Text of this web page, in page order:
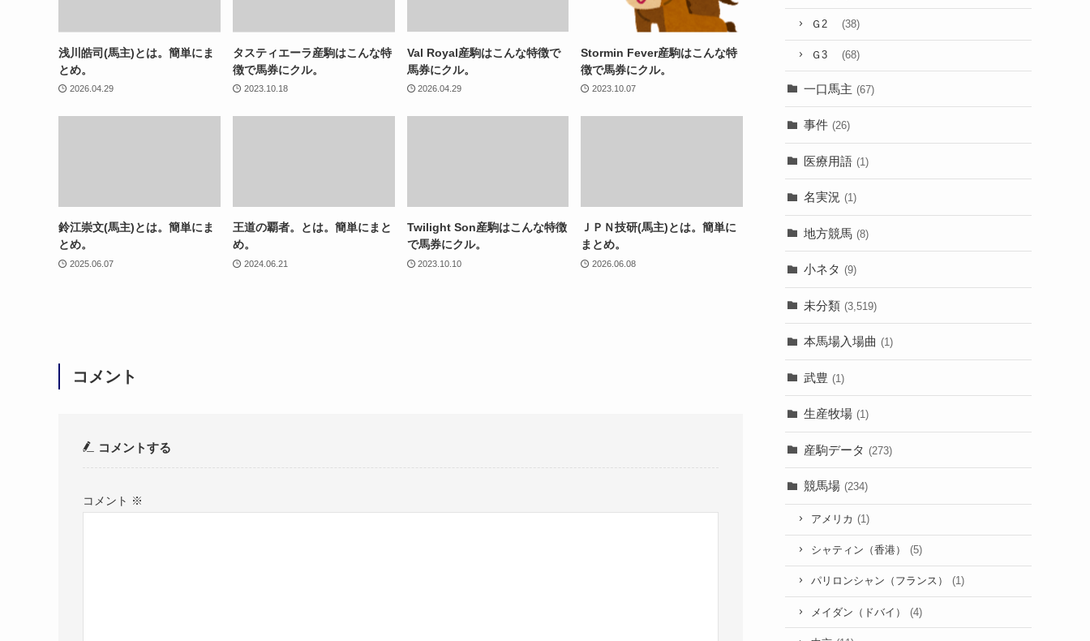
浅川皓司(馬主)とは。簡単にま
とめ。
2026.04.29
タスティエーラ産駒はこんな特
徴で馬券にクル。
2023.10.18
Val Royal産駒はこんな特徴で
馬券にクル。
2026.04.29
Stormin Fever産駒はこんな特
徴で馬券にクル。
2023.10.07
鈴江崇文(馬主)とは。簡単にま
とめ。
2025.06.07
王道の覇者。とは。簡単にまと
め。
2024.06.21
Twilight Son産駒はこんな特徴
で馬券にクル。
2023.10.10
ＪＰＮ技研(馬主)とは。簡単に
まとめ。
2026.06.08
コメント
コメントする
コメント ※
Ｇ2 (38)
Ｇ3 (68)
一口馬主 (67)
事件 (26)
医療用語 (1)
名実況 (1)
地方競馬 (8)
小ネタ (9)
未分類 (3,519)
本馬場入場曲 (1)
武豊 (1)
生産牧場 (1)
産駒データ (273)
競馬場 (234)
アメリカ (1)
シャティン（香港） (5)
パリロンシャン（フランス） (1)
メイダン（ドバイ） (4)